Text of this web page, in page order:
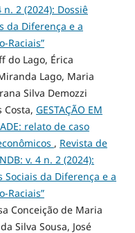
2 (2024): Dossiê
da Diferença e a
Raciais”
do Lago, Érica
Lago, Maria
Silva Demozzi
Costa, GESTAÇÃO EM
relato de caso
, Revista de
v. 4 n. 2 (2024):
Sociais da Diferença e a
Raciais”
Conceição de Maria
Silva Sousa, José